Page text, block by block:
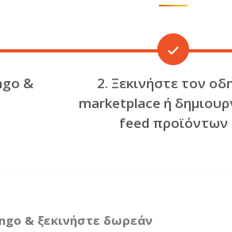
&
2. Ξεκινήστε τον
marketplace ή
feed προϊόντων
& ξεκινήστε δωρεάν